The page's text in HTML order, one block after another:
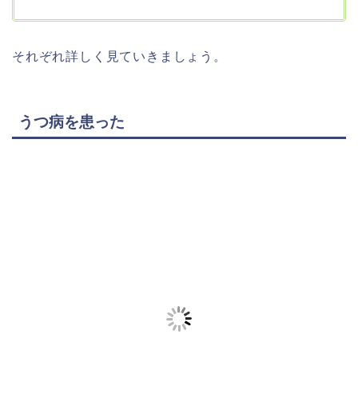
それぞれ詳しく見ていきましょう。
うつ病を患った